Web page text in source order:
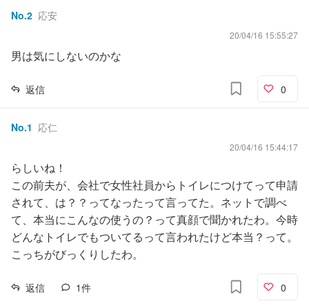
No.2 応安
20/04/16 15:55:27
男は気にしないのかな
返信 0
No.1 応仁
20/04/16 15:44:17
らしいね！
この前夫が、会社で女性社員からトイレにつけてって申請
されて、は？？ってなったって言ってた。ネットで調べ
て、本当にこんなの使うの？って真顔で聞かれたわ。今時
どんなトイレでもついてるって言われたけど本当？って。
こっちがびっくりしたわ。
返信 1件 0